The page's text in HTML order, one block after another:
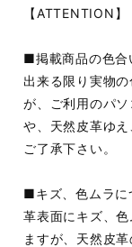
【ATTENTION】
■掲載商品の色合
出来る限り実物
が、ご利用のパ
や、天然皮革ゆ
ご了承下さい。
■キズ、色ムラに
革表面にキズ、
ますが、天然皮